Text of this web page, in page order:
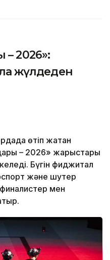
– 2026»:
жүлдеден
өтіп жатқан
– 2026» жарыстары
Бүгін фиджитал
және шутер
мен